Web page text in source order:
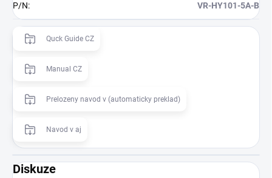
P/N: VR-HY101-5A-B
Quck Guide CZ
Manual CZ
Prelozeny navod v (automaticky preklad)
Navod v aj
Diskuze